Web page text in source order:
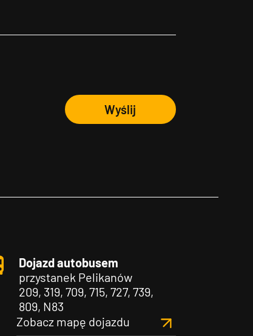
Wyślij
Dojazd autobusem
przystanek Pelikanów
209, 319, 709, 715, 727, 739,
809, N83
Zobacz mapę dojazdu